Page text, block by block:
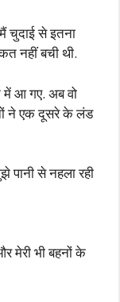
चुदाई से इतना
नहीं बची थी.
में आ गए. अब वो
ने एक दूसरे के लंड
से नहला रही
मेरी भी बहनों के